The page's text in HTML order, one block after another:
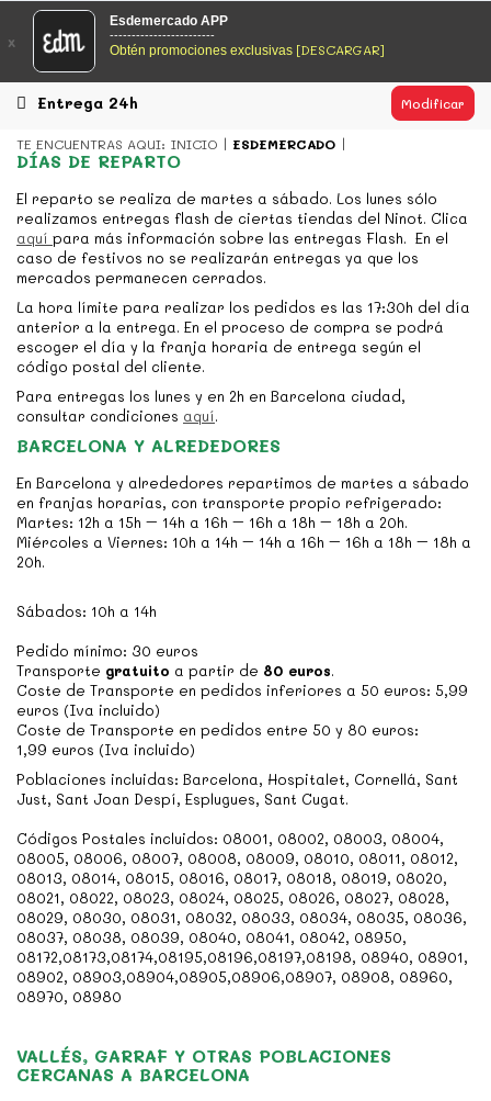
EsDeMercado.com
EsDeMercado.com
los mejores mercados de Barcelona y de productores
locales.
EsDeMercado.com
EsDeMercado.comte lleva a casa los mejores productos de
los mejores mercados de Barcelona y de productores
locales.
READ MORE
x
Esdemercado APP
------------------------
Obtén promociones exclusivas [DESCARGAR]
Entrega 24h Modificar
TE ENCUENTRAS AQUI: INICIO ESDEMERCADO
DÍAS DE REPARTO
El reparto se realiza de martes a sábado. Los lunes sólo
realizamos entregas flash de ciertas tiendas del Ninot. Clica
aquí para más información sobre las entregas Flash. En el
caso de festivos no se realizarán entregas ya que los
mercados permanecen cerrados.
La hora límite para realizar los pedidos es las 17:30h del día
anterior a la entrega. En el proceso de compra se podrá
escoger el día y la franja horaria de entrega según el
código postal del cliente.
Para entregas los lunes y en 2h en Barcelona ciudad,
consultar condiciones aquí.
BARCELONA Y ALREDEDORES
En Barcelona y alrededores repartimos de martes a sábado
en franjas horarias, con transporte propio refrigerado:
Martes: 12h a 15h – 14h a 16h – 16h a 18h – 18h a 20h.
Miércoles a Viernes: 10h a 14h – 14h a 16h – 16h a 18h – 18h a
20h.
Sábados: 10h a 14h
Pedido mínimo: 30 euros
Transporte gratuito a partir de 80 euros.
Coste de Transporte en pedidos inferiores a 50 euros: 5,99
euros (Iva incluido)
Coste de Transporte en pedidos entre 50 y 80 euros:
1,99 euros (Iva incluido)
Poblaciones incluidas: Barcelona, Hospitalet, Cornellá, Sant
Just, Sant Joan Despí, Esplugues, Sant Cugat.
Códigos Postales incluidos: 08001, 08002, 08003, 08004,
08005, 08006, 08007, 08008, 08009, 08010, 08011, 08012,
08013, 08014, 08015, 08016, 08017, 08018, 08019, 08020,
08021, 08022, 08023, 08024, 08025, 08026, 08027, 08028,
08029, 08030, 08031, 08032, 08033, 08034, 08035, 08036,
08037, 08038, 08039, 08040, 08041, 08042, 08950,
08172,08173,08174,08195,08196,08197,08198, 08940, 08901,
08902, 08903,08904,08905,08906,08907, 08908, 08960,
08970, 08980
VALLÉS, GARRAF Y OTRAS POBLACIONES
CERCANAS A BARCELONA